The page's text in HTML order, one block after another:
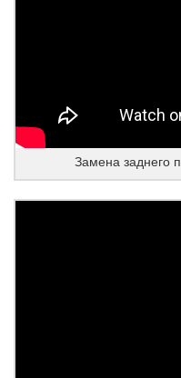
Замена заднего